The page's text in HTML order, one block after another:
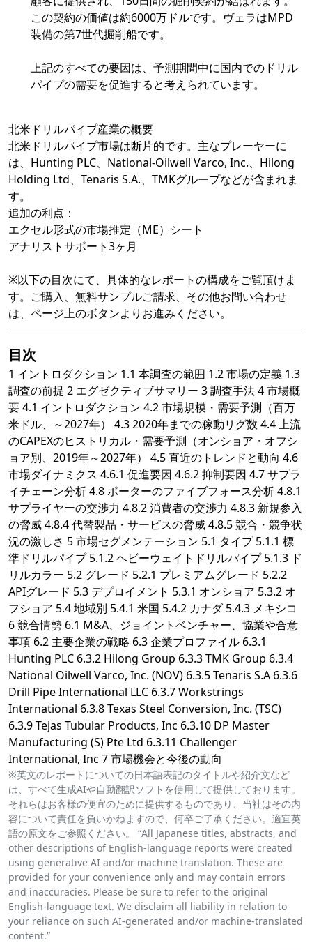
この契約の価値は約6000万ドルです。ヴェラはMPD
装備の第7世代掘削船です。
上記のすべての要因は、予測期間中に国内でのドリル
パイプの需要を促進すると考えられています。
北米ドリルパイプ産業の概要
北米ドリルパイプ市場は断片的です。主なプレーヤーに
は、Hunting PLC、National-Oilwell Varco, Inc.、Hilong
Holding Ltd、Tenaris S.A.、TMKグループなどが含まれま
す。
追加の利点：
エクセル形式の市場推定（ME）シート
アナリストサポート3ヶ月
※以下の目次にて、具体的なレポートの構成をご覧頂けま
す。ご購入、無料サンプルご請求、その他お問い合わせ
は、ページ上のボタンよりお進みください。
目次
1 イントロダクション 1.1 本調査の範囲 1.2 市場の定義 1.3
調査の前提 2 エグゼクティブサマリー 3 調査手法 4 市場概
要 4.1 イントロダクション 4.2 市場規模・需要予測（百万
米ドル、～2027年） 4.3 2020年までの稼動リグ数 4.4 上流
のCAPEXのヒストリカル・需要予測（オンショア・オフシ
ョア別、2019年～2027年） 4.5 直近のトレンドと動向 4.6
市場ダイナミクス 4.6.1 促進要因 4.6.2 抑制要因 4.7 サプラ
イチェーン分析 4.8 ポーターのファイブフォース分析 4.8.1
サプライヤーの交渉力 4.8.2 消費者の交渉力 4.8.3 新規参入
の脅威 4.8.4 代替製品・サービスの脅威 4.8.5 競合・競争状
況の激しさ 5 市場セグメンテーション 5.1 タイプ 5.1.1 標
準ドリルパイプ 5.1.2 ヘビーウェイトドリルパイプ 5.1.3 ド
リルカラー 5.2 グレード 5.2.1 プレミアムグレード 5.2.2
APIグレード 5.3 デプロイメント 5.3.1 オンショア 5.3.2 オ
フショア 5.4 地域別 5.4.1 米国 5.4.2 カナダ 5.4.3 メキシコ
6 競合情勢 6.1 M&A、ジョイントベンチャー、協業や合意
事項 6.2 主要企業の戦略 6.3 企業プロファイル 6.3.1
Hunting PLC 6.3.2 Hilong Group 6.3.3 TMK Group 6.3.4
National Oilwell Varco, Inc. (NOV) 6.3.5 Tenaris S.A 6.3.6
Drill Pipe International LLC 6.3.7 Workstrings
International 6.3.8 Texas Steel Conversion, Inc. (TSC)
6.3.9 Tejas Tubular Products, Inc 6.3.10 DP Master
Manufacturing (S) Pte Ltd 6.3.11 Challenger
International, Inc 7 市場機会と今後の動向
※英文のレポートについての日本語表記のタイトルや紹介文など
は、すべて生成AIや自動翻訳ソフトを使用して提供しております。
それらはお客様の便宜のために提供するものであり、当社はその内
容について責任を負いかねますので、何卒ご了承ください。適宜英
語の原文をご参照ください。 “All Japanese titles, abstracts, and
other descriptions of English-language reports were created
using generative AI and/or machine translation. These are
provided for your convenience only and may contain errors
and inaccuracies. Please be sure to refer to the original
English-language text. We disclaim all liability in relation to
your reliance on such AI-generated and/or machine-translated
content.”